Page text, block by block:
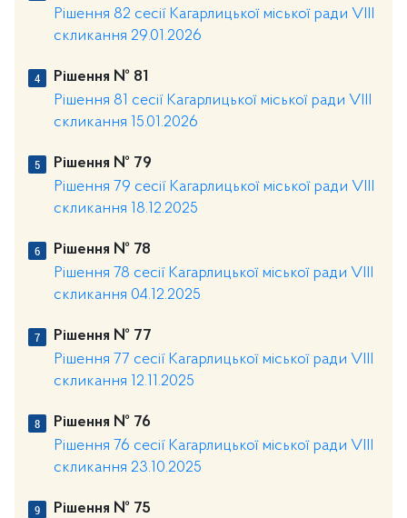
Рішення 82 сесії Кагарлицької міської ради VIII
скликання 29.01.2026
Рішення № 81
Рішення 81 сесії Кагарлицької міської ради VIII
скликання 15.01.2026
Рішення № 79
Рішення 79 сесії Кагарлицької міської ради VIII
скликання 18.12.2025
Рішення № 78
Рішення 78 сесії Кагарлицької міської ради VIII
скликання 04.12.2025
Рішення № 77
Рішення 77 сесії Кагарлицької міської ради VIII
скликання 12.11.2025
Рішення № 76
Рішення 76 сесії Кагарлицької міської ради VIII
скликання 23.10.2025
Рішення № 75